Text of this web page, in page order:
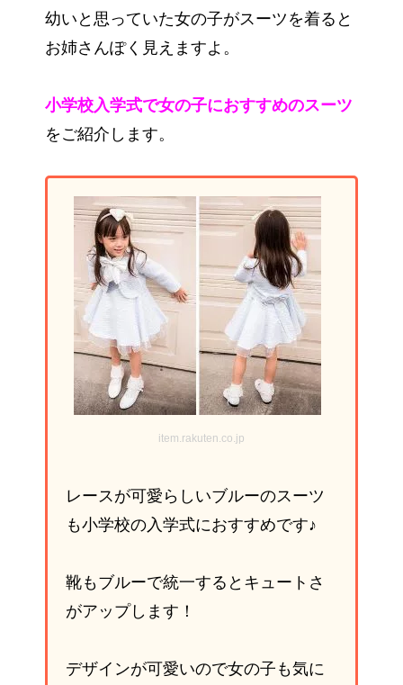
幼いと思っていた女の子がスーツを着ると
お姉さんぽく見えますよ。
小学校入学式で女の子におすすめのスーツ
をご紹介します。
item.rakuten.co.jp
レースが可愛らしいブルーのスーツ
も小学校の入学式におすすめです♪
靴もブルーで統一するとキュートさ
がアップします！
デザインが可愛いので女の子も気に